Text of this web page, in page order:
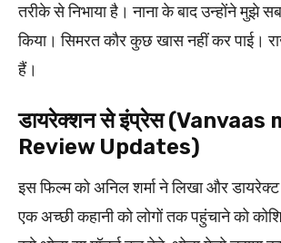
तरीके से निभाया है। नाना के बाद उन्होंने मुझे
किया। सिमरत कौर कुछ खास नहीं कर पाई।
हैं।
डायरेक्शन से इंप्रेस (Vanvaas
Review Updates)
इस फिल्म को अनिल शर्मा ने लिखा और डायरेक्ट
एक अच्छी कहानी को लोगों तक पहुंचाने को